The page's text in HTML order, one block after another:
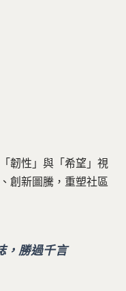
韌性」與「希望」視
創新圖騰，重塑社區
，勝過千言